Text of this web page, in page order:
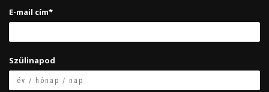
E-mail cím*
Szülinapod